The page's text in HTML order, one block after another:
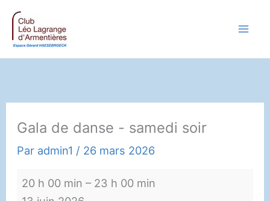
Aller
contenu
Gala de danse - samedi soir
Par admin1 / 26 mars 2026
Gala
de
20 h 00 min – 23 h 00 min